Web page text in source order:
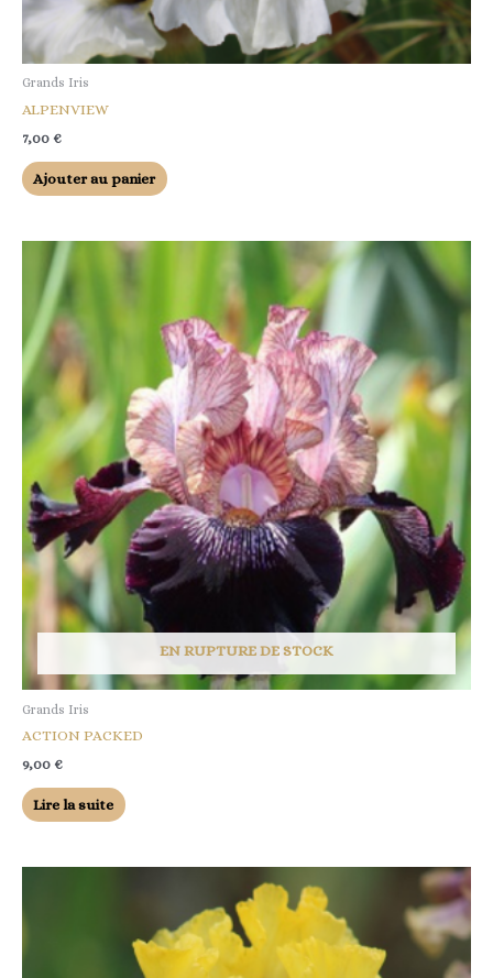
Grands Iris
ALPENVIEW
7,00 €
Ajouter au panier
EN RUPTURE DE STOCK
Grands Iris
ACTION PACKED
9,00 €
Lire la suite